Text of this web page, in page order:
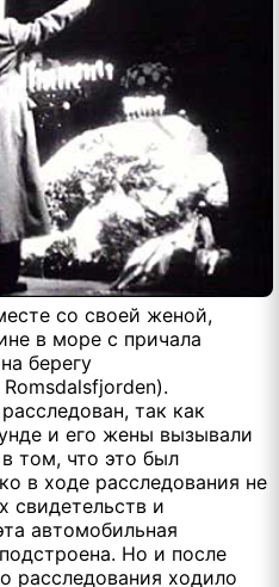
со своей женой,
в море с причала
берегу
так как
и его жены вызывали
том, что это был
в ходе расследования не
свидетельств и
автомобильная
Но и после
расследования ходило